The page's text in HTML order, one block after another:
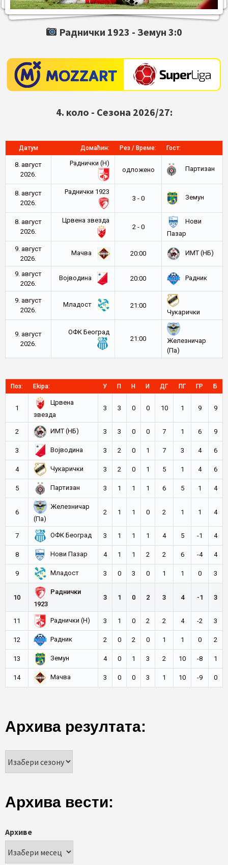
Раднички 1923 -Земун 3:0
4. коло - Сезона 2026/27:
Датум Домаћин: Рез / Време: Гост:
8. август
2026.
Раднички (Н)
oдложено
Партизан
8. август
2026.
Раднички 1923
3 - 0
Земун
8. август
2026.
Црвена звезда
2 - 0
Нови
Пазар
9. август
2026.
Мачва 20:00 ИМТ (НБ)
9. август
2026.
Војводина 20:00 Радник
9. август
2026.
Младост
21:00
Чукарички
9. август
2026.
ОФК Београд
21:00
Железничар
(Па)
Поз: Ekipa: У П Н И ДГ ПГ ГР Б
1
Црвена
звезда
3 3 0 0 10 1 9 9
2 ИМТ (НБ) 3 3 0 0 7 1 6 9
3 Војводина 3 2 0 1 7 3 4 6
4 Чукарички 3 2 0 1 5 1 4 6
5 Партизан 3 1 1 1 6 5 1 4
6
Железничар
(Па)
2 1 1 0 2 1 1 4
7 ОФК Београд 3 1 1 1 4 5 -1 4
8 Нови Пазар 4 1 1 2 2 6 -4 4
9 Младост 3 0 3 0 1 1 0 3
10
Раднички
1923
3 1 0 2 3 4 -1 3
11 Раднички (Н) 3 1 0 2 2 4 -2 3
12 Радник 2 0 2 0 1 1 0 2
13 Земун 4 0 1 3 2 10 -8 1
14 Мачва 3 0 0 3 1 10 -9 0
Архива резултата:
Архива вести:
Архиве